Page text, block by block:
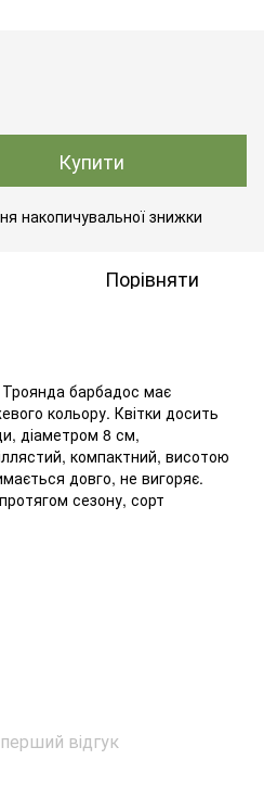
Купити
накопичувальної знижки
Порівняти
барбадос має
кольору. Квітки досить
діаметром 8 см,
компактний, висотою
довго, не вигоряє.
сезону, сорт
відгук